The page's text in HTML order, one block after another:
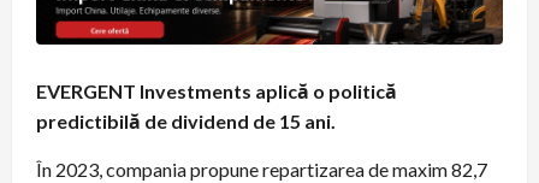
EVERGENT Investments aplică o politică
predictibilă de dividend de 15 ani.
În 2023, compania propune repartizarea de maxim 82,7